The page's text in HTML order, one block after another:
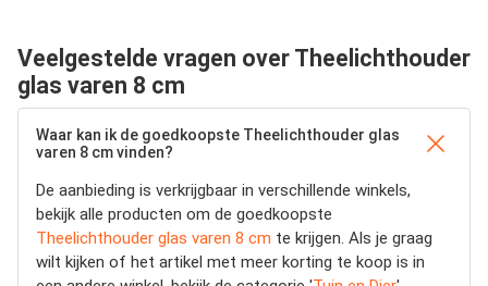
Veelgestelde vragen over Theelichthouder
glas varen 8 cm
Waar kan ik de goedkoopste Theelichthouder glas
varen 8 cm vinden?
De aanbieding is verkrijgbaar in verschillende winkels,
bekijk alle producten om de goedkoopste
Theelichthouder glas varen 8 cm te krijgen. Als je graag
wilt kijken of het artikel met meer korting te koop is in